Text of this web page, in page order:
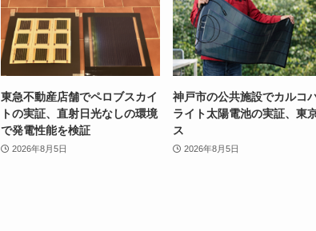
東急不動産店舗でペロブスカイ
トの実証、直射日光なしの環境
で発電性能を検証
2026年8月5日
神戸市の公共施設でカルコ
ライト太陽電池の実証、東
ス
2026年8月5日